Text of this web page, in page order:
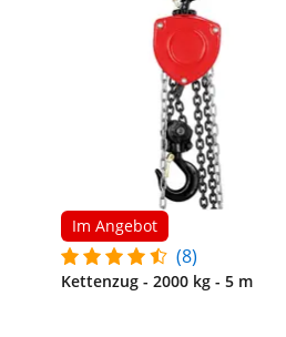
Im Angebot
(8)
Kettenzug - 2000 kg - 5 m